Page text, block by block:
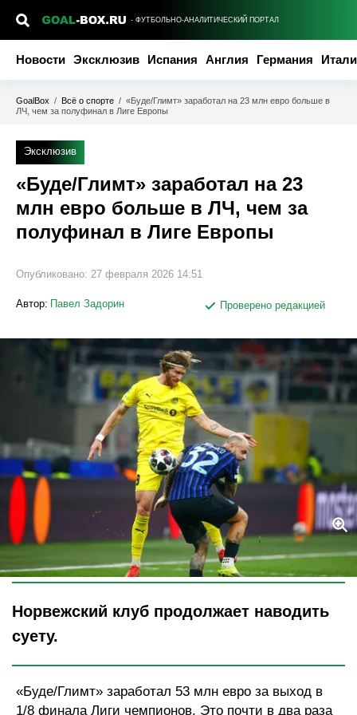
- ФУТБОЛЬНО-АНАЛИТИЧЕСКИЙ ПОРТАЛ
Новости Эксклюзив Испания Англия Германия
GoalBox / Всё о спорте / «Буде/Глимт» заработал на 23 млн евро больше в
ЛЧ, чем за полуфинал в Лиге Европы
Эксклюзив
«Буде/Глимт» заработал на 23
млн евро больше в ЛЧ, чем за
полуфинал в Лиге Европы
Опубликовано: 27 февраля 2026 14:51
Автор: Павел Задорин Проверено редакцией
Legion-Media
Норвежский клуб продолжает наводить
суету.
«Буде/Глимт» заработал 53 млн евро за выход в
1/8 финала Лиги чемпионов. Это почти в два раза